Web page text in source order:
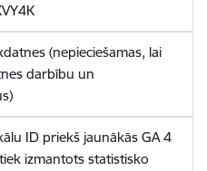
(nepieciešamas, lai
darbību un
ID priekš jaunākās GA 4
izmantots statistisko